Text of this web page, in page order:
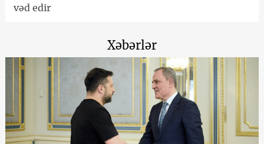
vəd edir
Xəbərlər